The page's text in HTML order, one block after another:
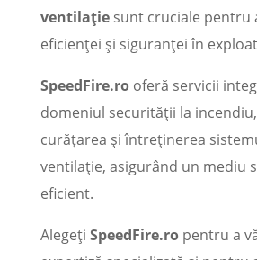
ventilațiesunt cruciale pentru
eficienței și siguranței în
SpeedFire.rooferă servicii
domeniul securității la
curățarea și întreținerea
ventilație, asigurând un mediu
eficient.
Alegeți SpeedFire.ropentru a